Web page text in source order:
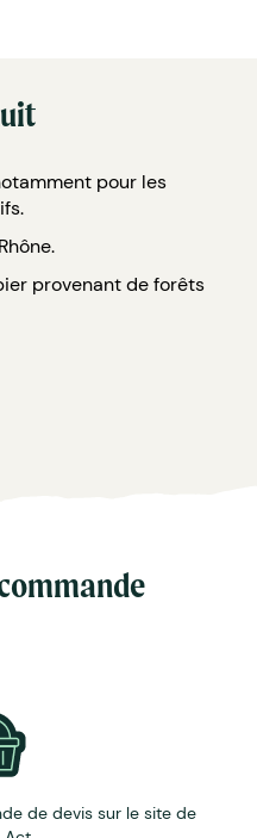
pour les
provenant de forêts
x 200 mm.
de devis sur le site de